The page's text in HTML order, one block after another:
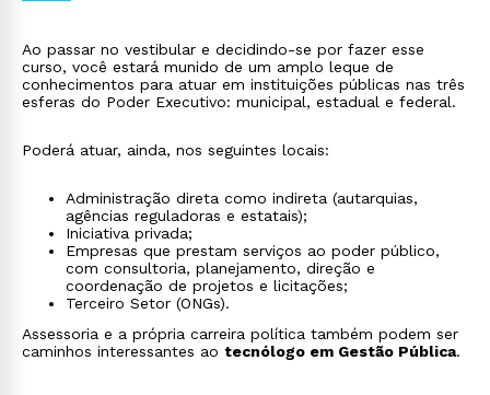
Ao passar no vestibular e decidindo-se por fazer esse
curso, você estará munido de um amplo leque de
conhecimentos para atuar em instituições públicas nas três
esferas do Poder Executivo: municipal, estadual e federal.
Poderá atuar, ainda, nos seguintes locais:
Administração direta como indireta (autarquias,
agências reguladoras e estatais);
Iniciativa privada;
Empresas que prestam serviços ao poder público,
com consultoria, planejamento, direção e
coordenação de projetos e licitações;
Terceiro Setor (ONGs).
Assessoria e a própria carreira política também podem ser
caminhos interessantes ao tecnólogo em Gestão Pública.